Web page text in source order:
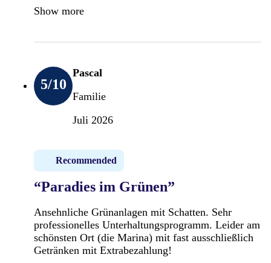
Show more
5/10
Pascal
Familie
Juli 2026
Recommended
“Paradies im Grünen”
Ansehnliche Grünanlagen mit Schatten. Sehr
professionelles Unterhaltungsprogramm. Leider am
schönsten Ort (die Marina) mit fast ausschließlich
Getränken mit Extrabezahlung!